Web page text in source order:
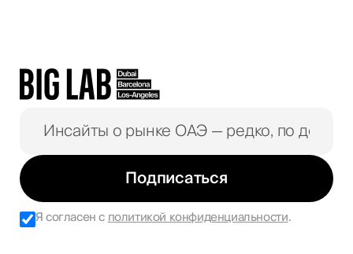
Подписаться
Я согласен сполитикой конфиденциальности.